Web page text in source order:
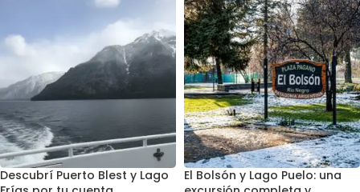
Descubrí Puerto Blest y Lago
El Bolsón y Lago Puelo: una